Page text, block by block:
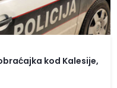
kod Kalesije,